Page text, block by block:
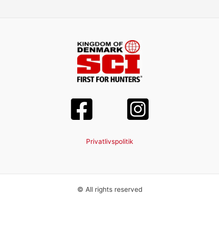
Privatlivspolitik
© All rights reserved